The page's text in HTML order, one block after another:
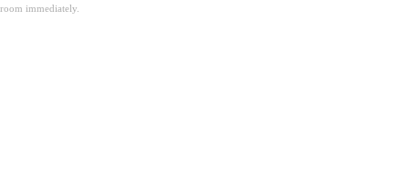
room immediately.